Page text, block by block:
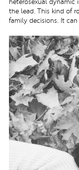
the lead. This kind of
family decisions. It